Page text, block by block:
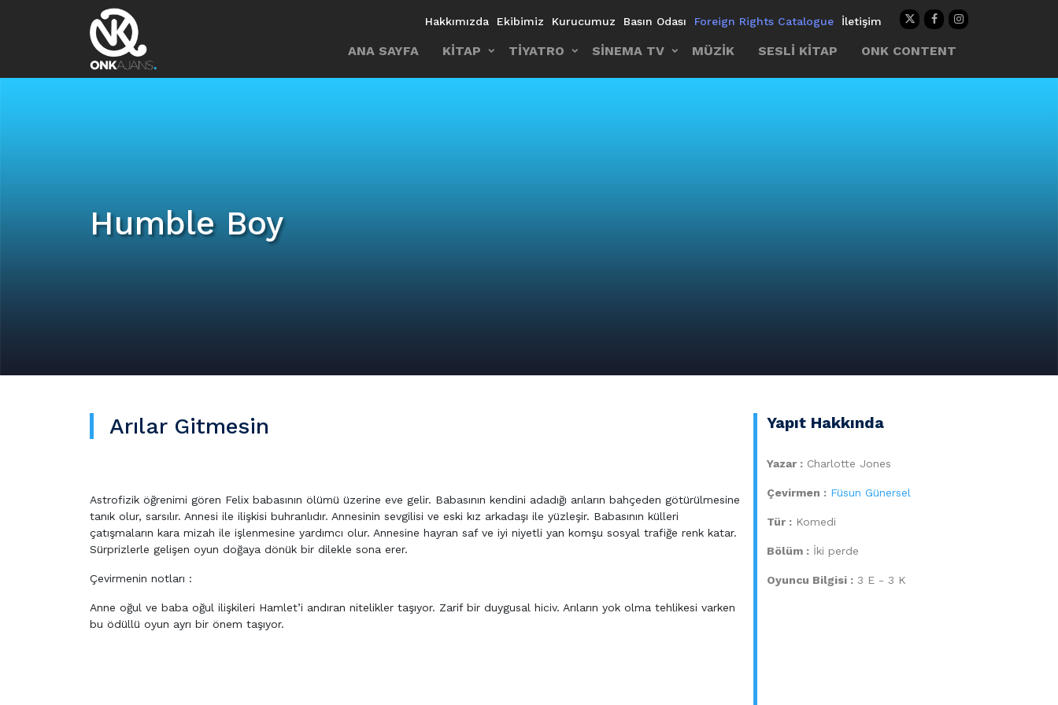
Hakkımızda Ekibimiz Kurucumuz Basın Odası Foreign Rights Catalogue İletişim
ANA SAYFA KİTAP TİYATRO SİNEMA TV MÜZİK SESLİ KİTAP ONK CONTENT
Humble Boy
Arılar Gitmesin
Astrofizik öğrenimi gören Felix babasının ölümü üzerine eve gelir. Babasının kendini adadığı arıların bahçeden götürülmesine
tanık olur, sarsılır. Annesi ile ilişkisi buhranlıdır. Annesinin sevgilisi ve eski kız arkadaşı ile yüzleşir. Babasının külleri
çatışmaların kara mizah ile işlenmesine yardımcı olur. Annesine hayran saf ve iyi niyetli yan komşu sosyal trafiğe renk katar.
Sürprizlerle gelişen oyun doğaya dönük bir dilekle sona erer.
Çevirmenin notları :
Anne oğul ve baba oğul ilişkileri Hamlet’i andıran nitelikler taşıyor. Zarif bir duygusal hiciv. Arıların yok olma tehlikesi varken
bu ödüllü oyun ayrı bir önem taşıyor.
Yapıt Hakkında
Yazar : Charlotte Jones
Çevirmen : Füsun Günersel
Tür : Komedi
Bölüm : İki perde
Oyuncu Bilgisi : 3 E - 3 K